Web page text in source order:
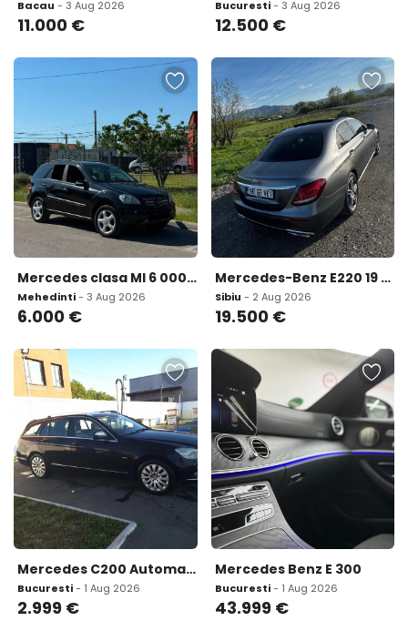
Bacau - 3 Aug 2026
11.000 €
Bucuresti- 3 Aug 2026
12.500 €
Mercedes clasa Ml 6 000 eur
Mehedinti- 3 Aug 2026
6.000 €
Mercedes-Benz E220 19 500 eur
Sibiu - 2 Aug 2026
19.500 €
Mercedes C200 Automat W246 420x km 2 999 eur
Bucuresti- 1 Aug 2026
2.999 €
Mercedes Benz E 300
Bucuresti- 1 Aug 2026
43.999 €